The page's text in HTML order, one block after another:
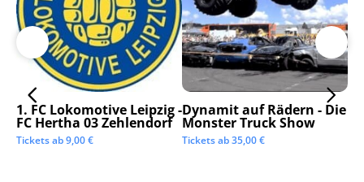
1. FC Lokomotive Leipzig -
FC Hertha 03 Zehlendorf
Tickets ab9,00€
Dynamit auf Rädern - Die
Monster Truck Show
Tickets ab35,00€